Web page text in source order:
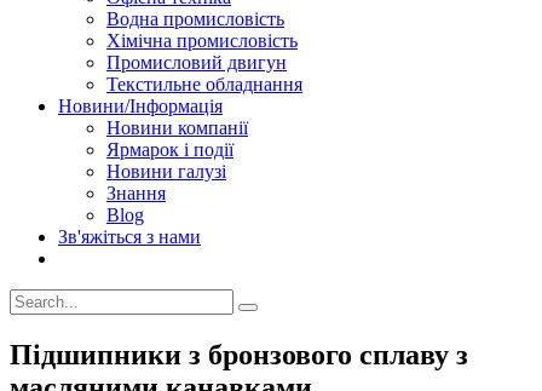
Водна промисловість
Хімічна промисловість
Промисловий двигун
Текстильне обладнання
Новини/Інформація
Новини компанії
Ярмарок і події
Новини галузі
Знання
Blog
Зв'яжіться з нами
Підшипники з бронзового сплаву з